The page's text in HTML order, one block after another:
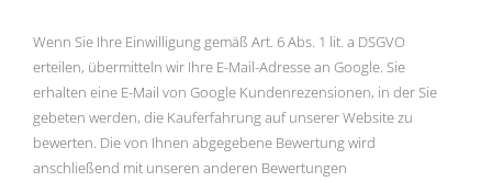
Wenn Sie Ihre Einwilligung gemäß Art. 6 Abs. 1 lit. a DSGVO
erteilen, übermitteln wir Ihre E-Mail-Adresse an Google. Sie
erhalten eine E-Mail von Google Kundenrezensionen, in der Sie
gebeten werden, die Kauferfahrung auf unserer Website zu
bewerten. Die von Ihnen abgegebene Bewertung wird
anschließend mit unseren anderen Bewertungen